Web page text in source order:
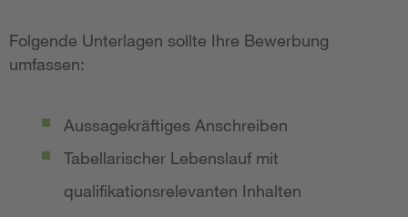
Folgende Unterlagen sollte Ihre Bewerbung
umfassen:
Aussagekräftiges Anschreiben
Tabellarischer Lebenslauf mit
qualifikationsrelevanten Inhalten